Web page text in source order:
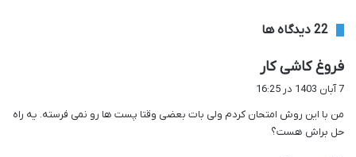
‫22 دیدگاه ها
فروغ کاشی کار
ف
:
7 آبان 1403 در 16:25
من با این روش امتحان کردم ولی بات بعضی وقتا پست ها رو نمی فرسته. یه راه
حل براش هست؟